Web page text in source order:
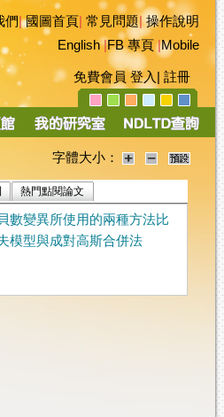
們|國圖首頁 常見問題|操作說明
English|FB 專頁|Mobile
免費會員 登入 註冊
字體大小：
熱門點閱論文
數變異所使用的兩種方法比
模型與成對高斯合併法